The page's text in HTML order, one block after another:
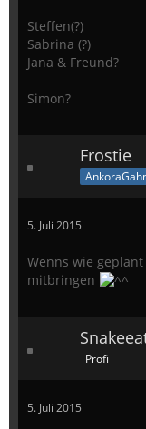
Steffen(?)
Sabrina (?)
Jana & Freund?
Simon?
Frostie
5. Juli 2015
Wenns wie
mitbringen
Profi
5. Juli 2015